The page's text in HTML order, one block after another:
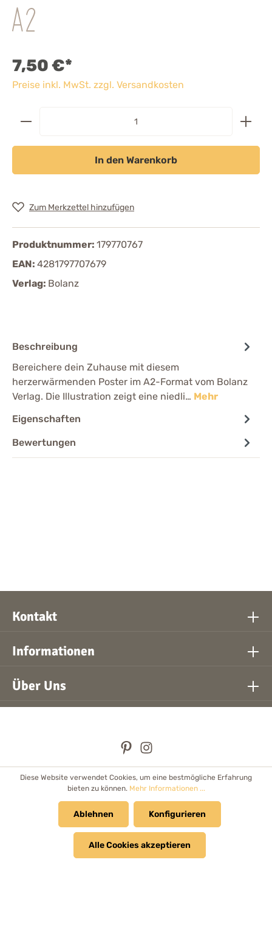
A2
7,50 €*
Preise inkl. MwSt. zzgl. Versandkosten
In den Warenkorb
Zum Merkzettel hinzufügen
Produktnummer: 179770767
EAN: 4281797707679
Verlag: Bolanz
Beschreibung
Bereichere dein Zuhause mit diesem
herzerwärmenden Poster im A2-Format vom Bolanz
Verlag. Die Illustration zeigt eine niedli… Mehr
Eigenschaften
Bewertungen
Kontakt
Informationen
Über Uns
* Alle Preise inkl. gesetzl. Mehrwertsteuer zzgl.Versandkosten
und ggf. Nachnahmegebühren, wenn nicht anders angegeben.
© 2026 Bolanz Verlag e.K. - Alle Rechte vorbehalten.
Händler Newsletter
Cookie Einstellungen
Kataloge & Prospekte
Diese Website verwendet Cookies, um eine bestmögliche Erfahrung
bieten zu können. Mehr Informationen ...
Ablehnen Konfigurieren
Alle Cookies akzeptieren